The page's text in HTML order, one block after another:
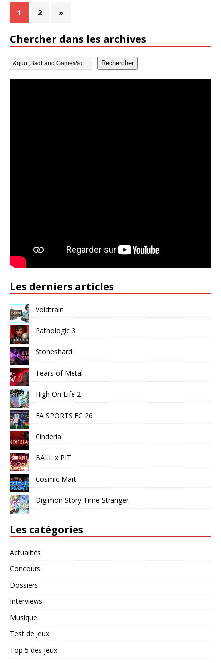
1 2 »
Chercher dans les archives
Rechercher
Les derniers articles
Voidtrain
Pathologic 3
Stoneshard
Tears of Metal
High On Life 2
EA SPORTS FC 26
Cinderia
BALL x PIT
Cosmic Mart
Digimon Story Time Stranger
Les catégories
Actualités
Concours
Dossiers
Interviews
Musique
Test de Jeux
Top 5 des jeux